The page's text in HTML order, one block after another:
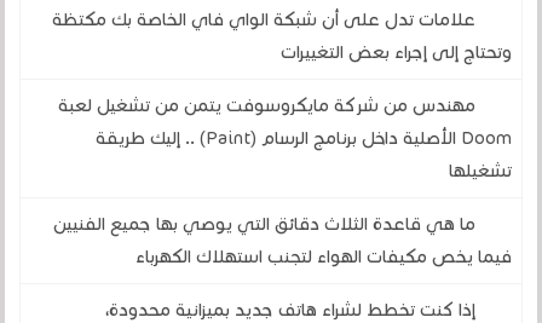
علامات تدل على أن شبكة الواي فاي الخاصة بك مكتظة
وتحتاج إلى إجراء بعض التغييرات
مهندس من شركة مايكروسوفت يتمن من تشغيل لعبة
Doom الأصلية داخل برنامج الرسام (Paint) .. إليك طريقة
تشغيلها
ما هي قاعدة الثلاث دقائق التي يوصي بها جميع الفنيين
فيما يخص مكيفات الهواء لتجنب استهلاك الكهرباء
إذا كنت تخطط لشراء هاتف جديد بميزانية محدودة،